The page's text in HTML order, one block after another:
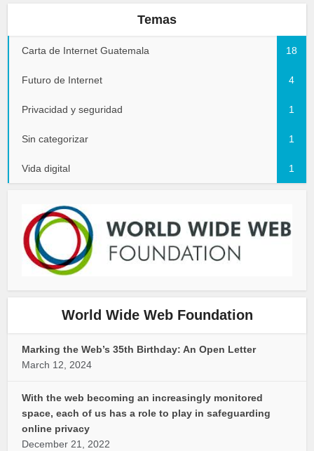
Temas
Carta de Internet Guatemala 18
Futuro de Internet 4
Privacidad y seguridad 1
Sin categorizar 1
Vida digital 1
World Wide Web Foundation
Marking the Web’s 35th Birthday: An Open Letter
March 12, 2024
With the web becoming an increasingly monitored
space, each of us has a role to play in safeguarding
online privacy
December 21, 2022